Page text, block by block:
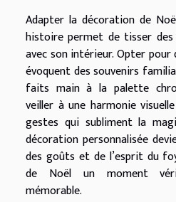
Adapter la décoration de
histoire permet de tisser
avec son intérieur. Opter
évoquent des souvenirs
faits main à la palette
veiller à une harmonie
gestes qui subliment la
décoration personnalisée
des goûts et de l’esprit du
de Noël un moment
mémorable.